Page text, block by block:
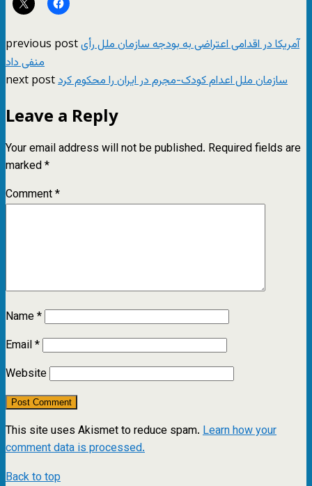
previous postآمریکا در اقدامی اعتراضی به بودجه سازمان ملل رأی
منفی داد
next postسازمان ملل اعدام کودک-مجرم در ایران را محکوم کرد
Leave a Reply
Your email address will not be published. Required fields are
marked*
Comment*
Name*
Email*
Website
This site uses Akismet to reduce spam. Learn how your
comment data is processed.
Back to top